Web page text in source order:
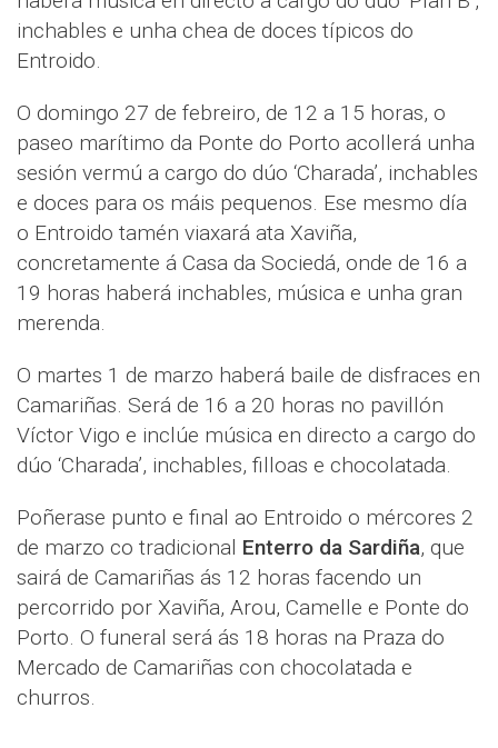
inchables e unha chea de doces típicos do
Entroido.
O domingo 27 de febreiro, de 12 a 15 horas, o
paseo marítimo da Ponte do Porto acollerá unha
sesión vermú a cargo do dúo ‘Charada’, inchables
e doces para os máis pequenos. Ese mesmo día
o Entroido tamén viaxará ata Xaviña,
concretamente á Casa da Sociedá, onde de 16 a
19 horas haberá inchables, música e unha gran
merenda.
O martes 1 de marzo haberá baile de disfraces en
Camariñas. Será de 16 a 20 horas no pavillón
Víctor Vigo e inclúe música en directo a cargo do
dúo ‘Charada’, inchables, filloas e chocolatada.
Poñerase punto e final ao Entroido o mércores 2
de marzo co tradicional Enterro da Sardiña, que
sairá de Camariñas ás 12 horas facendo un
percorrido por Xaviña, Arou, Camelle e Ponte do
Porto. O funeral será ás 18 horas na Praza do
Mercado de Camariñas con chocolatada e
churros.